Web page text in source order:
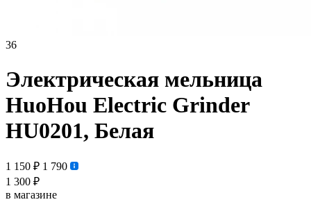
36
Электрическая мельница
HuoHou Electric Grinder
HU0201, Белая
1 150 ₽ 1 790
1 300 ₽
в магазине